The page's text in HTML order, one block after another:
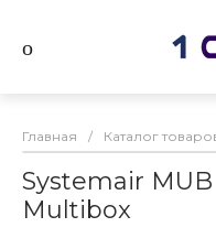
Главная / Каталог
Systemair
Multibox